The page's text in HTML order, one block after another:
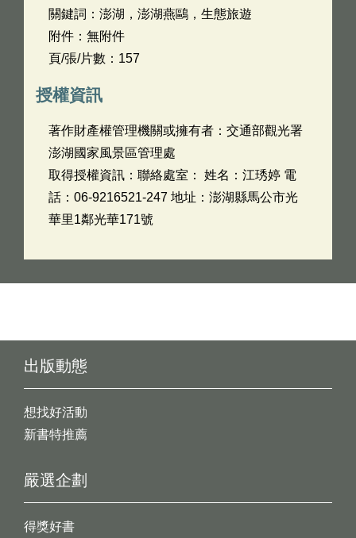
關鍵詞：澎湖，澎湖燕鷗，生態旅遊
附件：無附件
頁/張/片數：157
授權資訊
著作財產權管理機關或擁有者：交通部觀光署
澎湖國家風景區管理處
取得授權資訊：聯絡處室： 姓名：江琇婷 電
話：06-9216521-247 地址：澎湖縣馬公市光
華里1鄰光華171號
出版動態
想找好活動
新書特推薦
嚴選企劃
得獎好書